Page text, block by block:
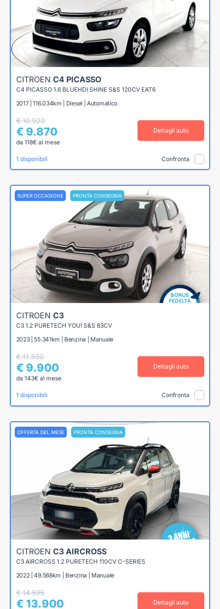
CITROEN C4 PICASSO
C4 PICASSO 1.6 BLUEHDI SHINE S&S 120CV EAT6
2017 | 116.034km | Diesel | Automatico
€ 10.920
€ 9.870
da 118€ al mese
Dettagli auto
1 disponibili Confronta
SUPER OCCASIONE PRONTA CONSEGNA
CITROEN C3
C3 1.2 PURETECH YOU! S&S 83CV
2023 | 55.341km | Benzina | Manuale
€ 11.330
€ 9.900
da 143€ al mese
Dettagli auto
1 disponibili Confronta
OFFERTA DEL MESE PRONTA CONSEGNA
CITROEN C3 AIRCROSS
C3 AIRCROSS 1.2 PURETECH 110CV C-SERIES
2022 | 49.568km | Benzina | Manuale
€ 14.595
€ 13.900 Dettagli auto